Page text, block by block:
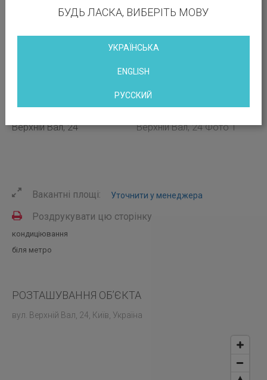
Вакантні площі: Уточнити у менеджера
Роздрукувати цю сторінку
кондиціювання
біля метро
РОЗТАШУВАННЯ ОБ’ЄКТА
вул. Верхній Вал, 24, Київ, Україна
БУДЬ ЛАСКА, ВИБЕРІТЬ МОВУ
УКРАЇНСЬКА
ENGLISH
РУССКИЙ